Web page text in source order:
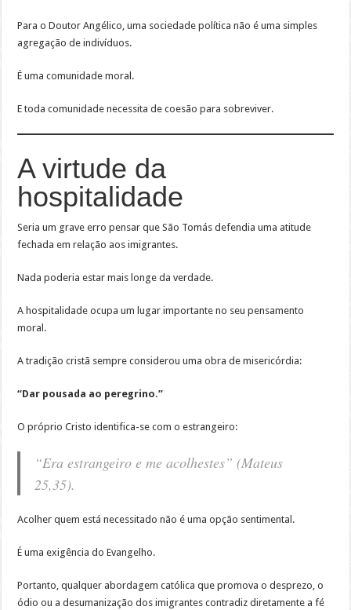
Para o Doutor Angélico, uma sociedade política não é uma simples
agregação de indivíduos.
É uma comunidade moral.
E toda comunidade necessita de coesão para sobreviver.
A virtude da
hospitalidade
Seria um grave erro pensar que São Tomás defendia uma atitude
fechada em relação aos imigrantes.
Nada poderia estar mais longe da verdade.
A hospitalidade ocupa um lugar importante no seu pensamento
moral.
A tradição cristã sempre considerou uma obra de misericórdia:
“Dar pousada ao peregrino.”
O próprio Cristo identifica-se com o estrangeiro:
“Era estrangeiro e me acolhestes” (Mateus
25,35).
Acolher quem está necessitado não é uma opção sentimental.
É uma exigência do Evangelho.
Portanto, qualquer abordagem católica que promova o desprezo, o
ódio ou a desumanização dos imigrantes contradiz diretamente a fé